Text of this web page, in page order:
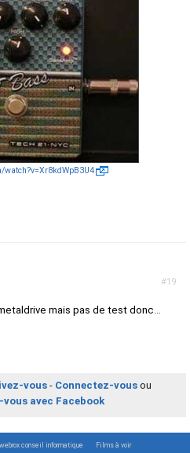
watch?v=Xr8kdWpB3U4
#19
mais pas de test donc...
vous- Connectez-vousou
avec Facebook
webrox conseil informatique Films à voir